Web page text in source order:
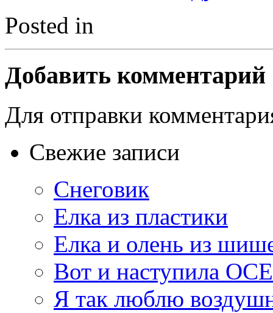
Posted in
Добавить комментарий
Для отправки
Свежие записи
Снеговик
Елка из пластики
Елка и олень из
Вот и наступила
Я так люблю